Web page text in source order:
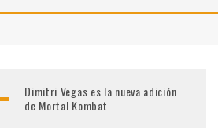
Dimitri Vegas es la nueva adición
de Mortal Kombat